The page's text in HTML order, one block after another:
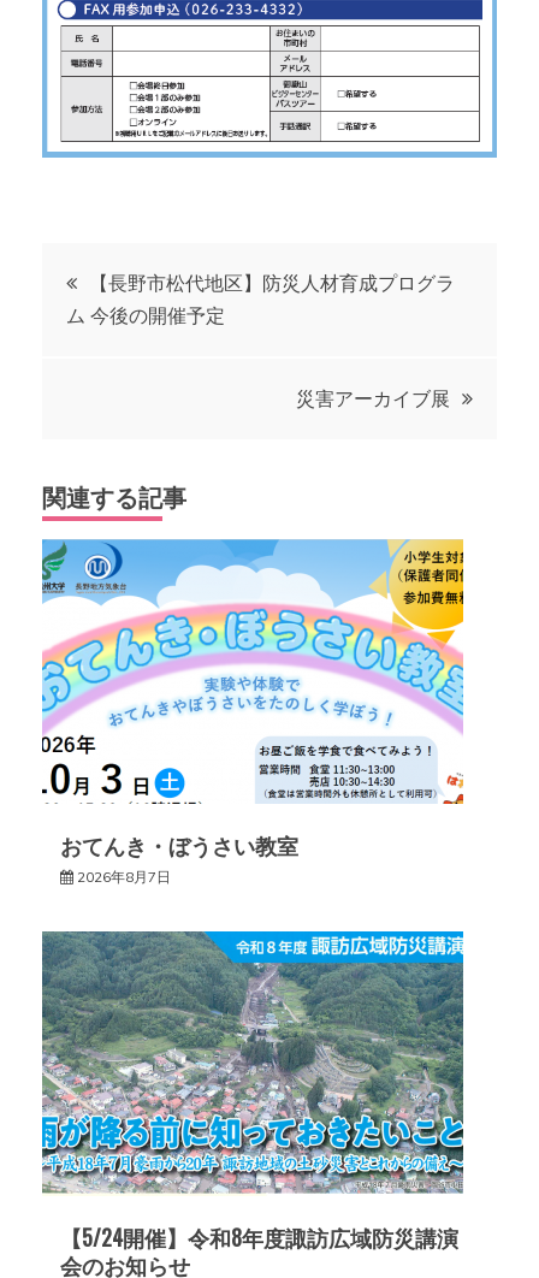
投
稿
ゲ
ー
シ
ョ
ン
【長野市松代地区】防災人材育成プログラ
ム 今後の開催予定
災害アーカイブ展
関連する記事
おてんき・ぼうさい教室
2026年8月7日
【5/24開催】令和8年度諏訪広域防災講演
会のお知らせ